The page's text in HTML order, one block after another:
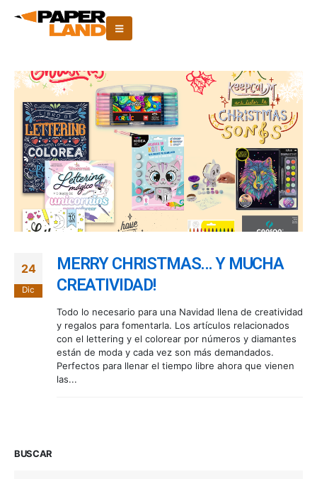
24
Dic
MERRY CHRISTMAS… Y MUCHA
CREATIVIDAD!
Todo lo necesario para una Navidad llena de creatividad
y regalos para fomentarla. Los artículos relacionados
con el lettering y el colorear por números y diamantes
están de moda y cada vez son más demandados.
Perfectos para llenar el tiempo libre ahora que vienen
las...
BUSCAR